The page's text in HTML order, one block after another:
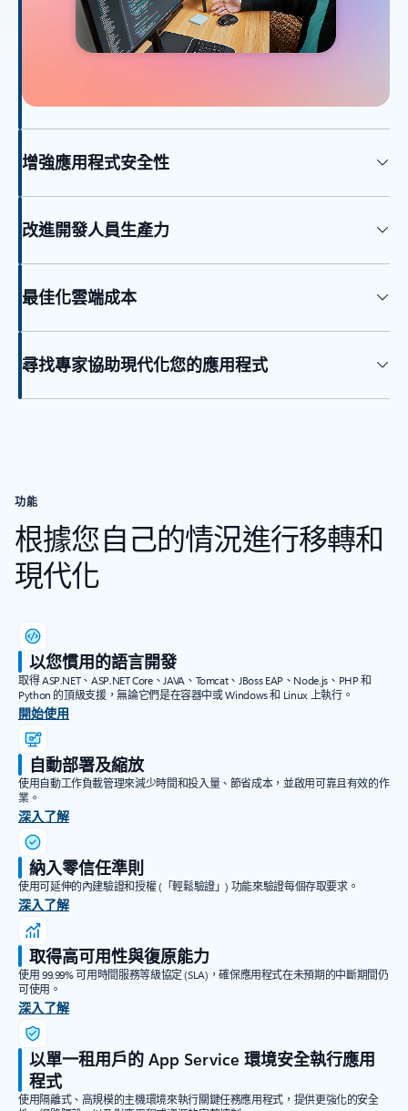
增強應用程式安全性
改進開發人員生產力
最佳化雲端成本
尋找專家協助現代化您的應用程式
功能
根據您自己的情況進行移轉和
現代化
以您慣用的語言開發
取得 ASP.NET、ASP.NET Core、JAVA、Tomcat、JBoss EAP、Node.js、PHP 和
Python 的頂級支援，無論它們是在容器中或 Windows 和 Linux 上執行。
開始使用
自動部署及縮放
使用自動工作負載管理來減少時間和投入量、節省成本，並啟用可靠且有效的作
業。
深入了解
納入零信任準則
使用可延伸的內建驗證和授權 (「輕鬆驗證」) 功能來驗證每個存取要求。
深入了解
取得高可用性與復原能力
使用 99.99% 可用時間服務等級協定 (SLA)，確保應用程式在未預期的中斷期間仍
可使用。
深入了解
以單一租用戶的 App Service 環境安全執行應用
程式
使用隔離式、高規模的主機環境來執行關鍵任務應用程式，提供更強化的安全